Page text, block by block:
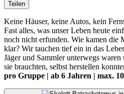
Teilen
Keine Häuser, keine Autos, kein
Fast alles, was unser Leben heute
noch nicht erfunden. Wie kamen die
klar? Wir tauchen tief ein in das
Jäger und Sammler unterwegs
sie brauchten, selbst herstellen
pro Gruppe | ab 6 Jahren | max.